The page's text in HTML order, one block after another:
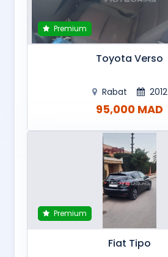
Premium
Toyota Verso
Rabat 2012
95,000 MAD
Premium
Fiat Tipo